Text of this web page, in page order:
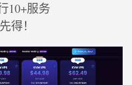
10+服务
得！